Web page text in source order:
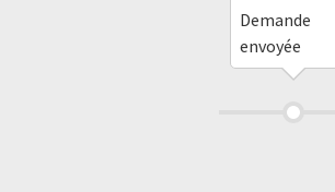
Demande
envoyée